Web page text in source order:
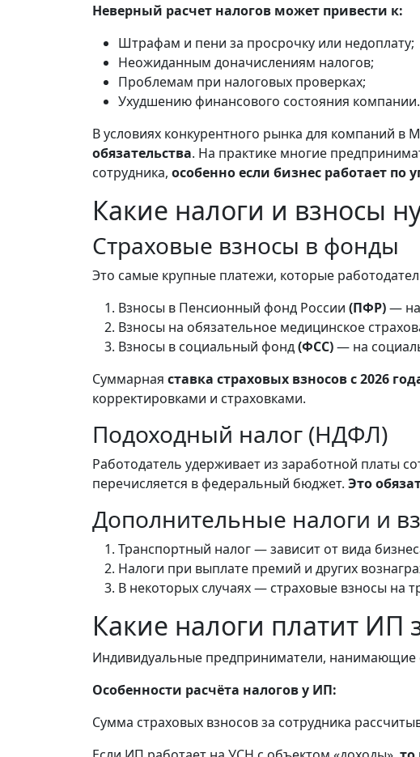
Неверный расчет налогов может привести к:
Штрафам и пени за просрочку или недоплату;
Неожиданным доначислениям налогов;
Проблемам при налоговых проверках;
Ухудшению финансового состояния компании.
В условиях конкурентного рынка для компаний в
обязательства. На практике многие
сотрудника, особенно если бизнес работает
Какие налоги и взносы
Страховые взносы в фонды
Это самые крупные платежи, которые
Взносы в Пенсионный фонд России (ПФР)— на
Взносы на обязательное медицинское
Взносы в социальный фонд(ФСС)— на
Суммарная ставка страховых взносов с 2026
корректировками и страховками.
Подоходный налог (НДФЛ)
Работодатель удерживает из заработной платы
перечисляется в федеральный бюджет. Это
Дополнительные налоги и
Транспортный налог — зависит от вида
Налоги при выплате премий и других
В некоторых случаях — страховые взносы на
Какие налоги платит ИП
Индивидуальные предприниматели, нанимающие
Особенности расчёта налогов у ИП:
Сумма страховых взносов за сотрудника